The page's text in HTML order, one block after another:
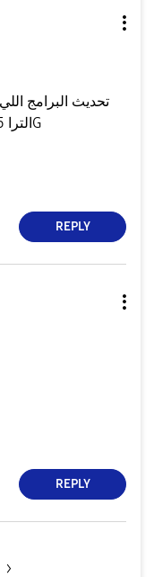
شهرين باسم السعودية جالاكسي s20 الترا 5G
REPLY
REPLY